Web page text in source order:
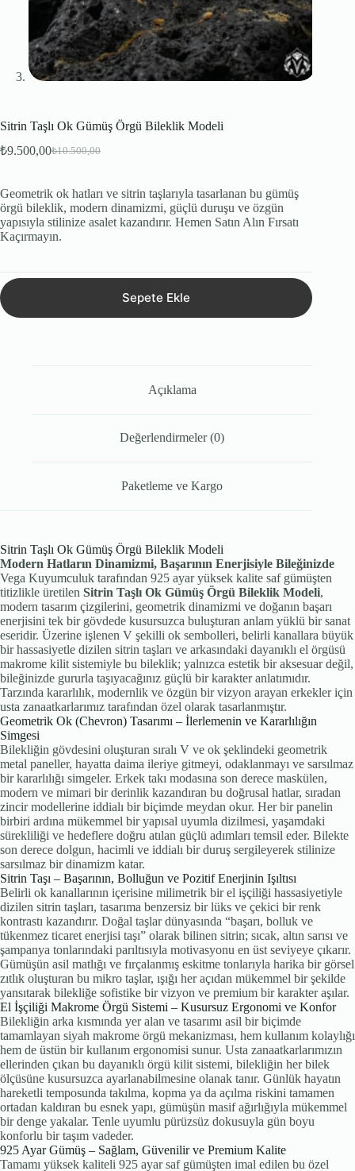
Sitrin Taşlı Ok Gümüş Örgü Bileklik Modeli
₺10.500,00
Orijinal
₺10.500,00.
₺9.500,00Şu
₺9.500,00.
Geometrik ok hatları ve sitrin taşlarıyla tasarlanan bu gümüş
örgü bileklik, modern dinamizmi, güçlü duruşu ve özgün
yapısıyla stilinize asalet kazandırır. Hemen Satın Alın Fırsatı
Kaçırmayın.
Sepete Ekle
Açıklama
Değerlendirmeler (0)
Paketleme ve Kargo
Sitrin Taşlı Ok Gümüş Örgü Bileklik Modeli
Modern Hatların Dinamizmi, Başarının Enerjisiyle Bileğinizde
Vega Kuyumculuk tarafından 925 ayar yüksek kalite saf gümüşten
titizlikle üretilen Sitrin Taşlı Ok Gümüş Örgü Bileklik Modeli,
modern tasarım çizgilerini, geometrik dinamizmi ve doğanın başarı
enerjisini tek bir gövdede kusursuzca buluşturan anlam yüklü bir sanat
eseridir. Üzerine işlenen V şekilli ok sembolleri, belirli kanallara büyük
bir hassasiyetle dizilen sitrin taşları ve arkasındaki dayanıklı el örgüsü
makrome kilit sistemiyle bu bileklik; yalnızca estetik bir aksesuar değil,
bileğinizde gururla taşıyacağınız güçlü bir karakter anlatımıdır.
Tarzında kararlılık, modernlik ve özgün bir vizyon arayan erkekler için
usta zanaatkarlarımız tarafından özel olarak tasarlanmıştır.
Geometrik Ok (Chevron) Tasarımı – İlerlemenin ve Kararlılığın
Simgesi
Bilekliğin gövdesini oluşturan sıralı V ve ok şeklindeki geometrik
metal paneller, hayatta daima ileriye gitmeyi, odaklanmayı ve sarsılmaz
bir kararlılığı simgeler. Erkek takı modasına son derece maskülen,
modern ve mimari bir derinlik kazandıran bu doğrusal hatlar, sıradan
zincir modellerine iddialı bir biçimde meydan okur. Her bir panelin
birbiri ardına mükemmel bir yapısal uyumla dizilmesi, yaşamdaki
sürekliliği ve hedeflere doğru atılan güçlü adımları temsil eder. Bilekte
son derece dolgun, hacimli ve iddialı bir duruş sergileyerek stilinize
sarsılmaz bir dinamizm katar.
Sitrin Taşı – Başarının, Bolluğun ve Pozitif Enerjinin Işıltısı
Belirli ok kanallarının içerisine milimetrik bir el işçiliği hassasiyetiyle
dizilen sitrin taşları, tasarıma benzersiz bir lüks ve çekici bir renk
kontrastı kazandırır. Doğal taşlar dünyasında “başarı, bolluk ve
tükenmez ticaret enerjisi taşı” olarak bilinen sitrin; sıcak, altın sarısı ve
şampanya tonlarındaki parıltısıyla motivasyonu en üst seviyeye çıkarır.
Gümüşün asil matlığı ve fırçalanmış eskitme tonlarıyla harika bir görsel
zıtlık oluşturan bu mikro taşlar, ışığı her açıdan mükemmel bir şekilde
yansıtarak bilekliğe sofistike bir vizyon ve premium bir karakter aşılar.
El İşçiliği Makrome Örgü Sistemi – Kusursuz Ergonomi ve Konfor
Bilekliğin arka kısmında yer alan ve tasarımı asil bir biçimde
tamamlayan siyah makrome örgü mekanizması, hem kullanım kolaylığı
hem de üstün bir kullanım ergonomisi sunur. Usta zanaatkarlarımızın
ellerinden çıkan bu dayanıklı örgü kilit sistemi, bilekliğin her bilek
ölçüsüne kusursuzca ayarlanabilmesine olanak tanır. Günlük hayatın
hareketli temposunda takılma, kopma ya da açılma riskini tamamen
ortadan kaldıran bu esnek yapı, gümüşün masif ağırlığıyla mükemmel
bir denge yakalar. Tenle uyumlu pürüzsüz dokusuyla gün boyu
konforlu bir taşım vadeder.
925 Ayar Gümüş – Sağlam, Güvenilir ve Premium Kalite
Tamamı yüksek kaliteli 925 ayar saf gümüşten imal edilen bu özel